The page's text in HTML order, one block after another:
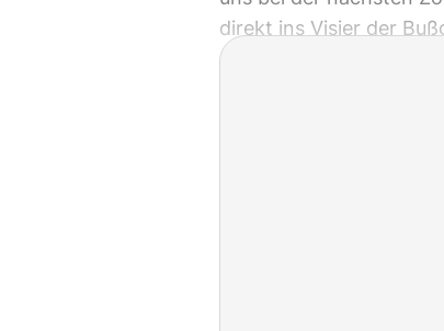
direkt ins Visier der